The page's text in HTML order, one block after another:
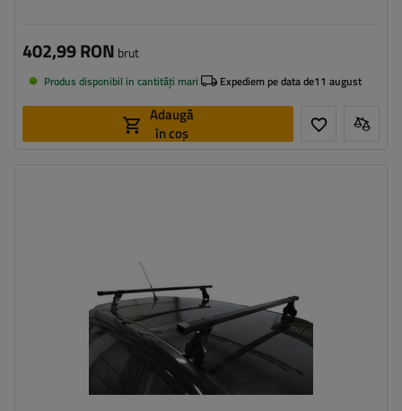
402,99 RON brut
Produs disponibil in cantități mari Expediem pe data de11 august
Adaugă
în coș